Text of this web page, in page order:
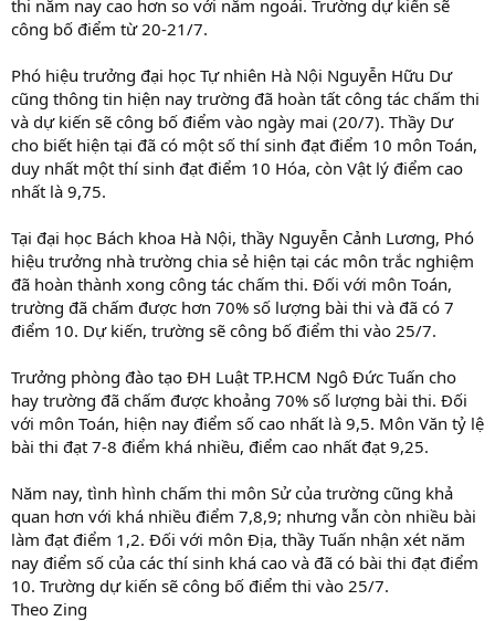
thi năm nay cao hơn so với năm ngoái. Trường dự kiến sẽ
công bố điểm từ 20-21/7.
Phó hiệu trưởng đại học Tự nhiên Hà Nội Nguyễn Hữu Dư
cũng thông tin hiện nay trường đã hoàn tất công tác chấm thi
và dự kiến sẽ công bố điểm vào ngày mai (20/7). Thầy Dư
cho biết hiện tại đã có một số thí sinh đạt điểm 10 môn Toán,
duy nhất một thí sinh đạt điểm 10 Hóa, còn Vật lý điểm cao
nhất là 9,75.
Tại đại học Bách khoa Hà Nội, thầy Nguyễn Cảnh Lương, Phó
hiệu trưởng nhà trường chia sẻ hiện tại các môn trắc nghiệm
đã hoàn thành xong công tác chấm thi. Đối với môn Toán,
trường đã chấm được hơn 70% số lượng bài thi và đã có 7
điểm 10. Dự kiến, trường sẽ công bố điểm thi vào 25/7.
Trưởng phòng đào tạo ĐH Luật TP.HCM Ngô Đức Tuấn cho
hay trường đã chấm được khoảng 70% số lượng bài thi. Đối
với môn Toán, hiện nay điểm số cao nhất là 9,5. Môn Văn tỷ lệ
bài thi đạt 7-8 điểm khá nhiều, điểm cao nhất đạt 9,25.
Năm nay, tình hình chấm thi môn Sử của trường cũng khả
quan hơn với khá nhiều điểm 7,8,9; nhưng vẫn còn nhiều bài
làm đạt điểm 1,2. Đối với môn Địa, thầy Tuấn nhận xét năm
nay điểm số của các thí sinh khá cao và đã có bài thi đạt điểm
10. Trường dự kiến sẽ công bố điểm thi vào 25/7.
Theo Zing